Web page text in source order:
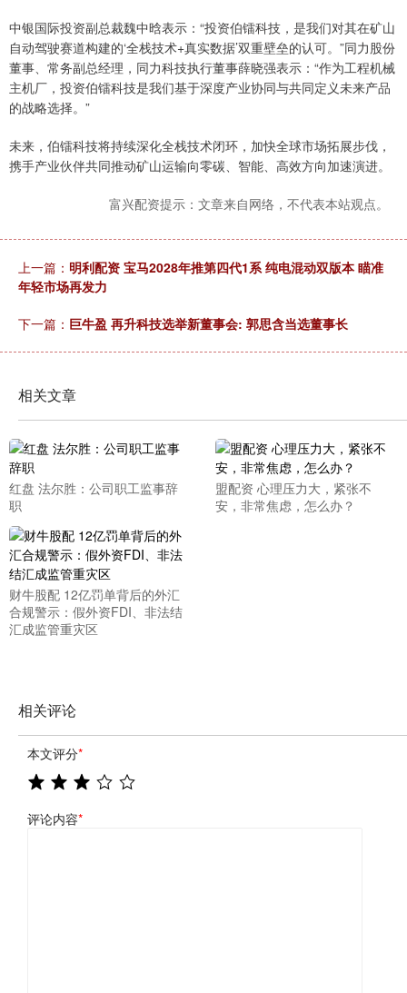
中银国际投资副总裁魏中晗表示：“投资伯镭科技，是我们对其在矿山
自动驾驶赛道构建的‘全栈技术+真实数据’双重壁垒的认可。”同力股份
董事、常务副总经理，同力科技执行董事薛晓强表示：“作为工程机械
主机厂，投资伯镭科技是我们基于深度产业协同与共同定义未来产品
的战略选择。”
未来，伯镭科技将持续深化全栈技术闭环，加快全球市场拓展步伐，
携手产业伙伴共同推动矿山运输向零碳、智能、高效方向加速演进。
富兴配资提示：文章来自网络，不代表本站观点。
上一篇： 明利配资 宝马2028年推第四代1系 纯电混动双版本 瞄准
年轻市场再发力
下一篇： 巨牛盈 再升科技选举新董事会: 郭思含当选董事长
相关文章
红盘 法尔胜：公司职工监事辞
职
盟配资 心理压力大，紧张不
安，非常焦虑，怎么办？
财牛股配 12亿罚单背后的外汇
合规警示：假外资FDI、非法结
汇成监管重灾区
相关评论
本文评分*
评论内容*